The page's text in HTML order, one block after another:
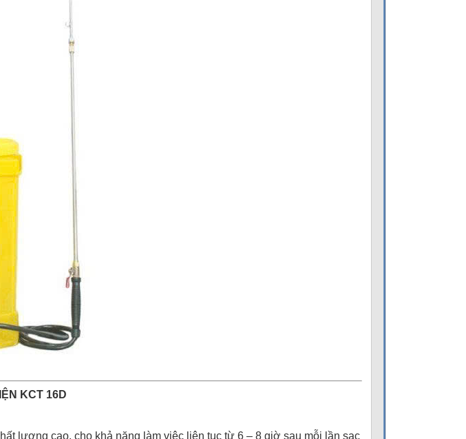
KCT 16D
lượng cao, cho khả năng làm việc liên tục từ 6 – 8 giờ sau mỗi lần sạc